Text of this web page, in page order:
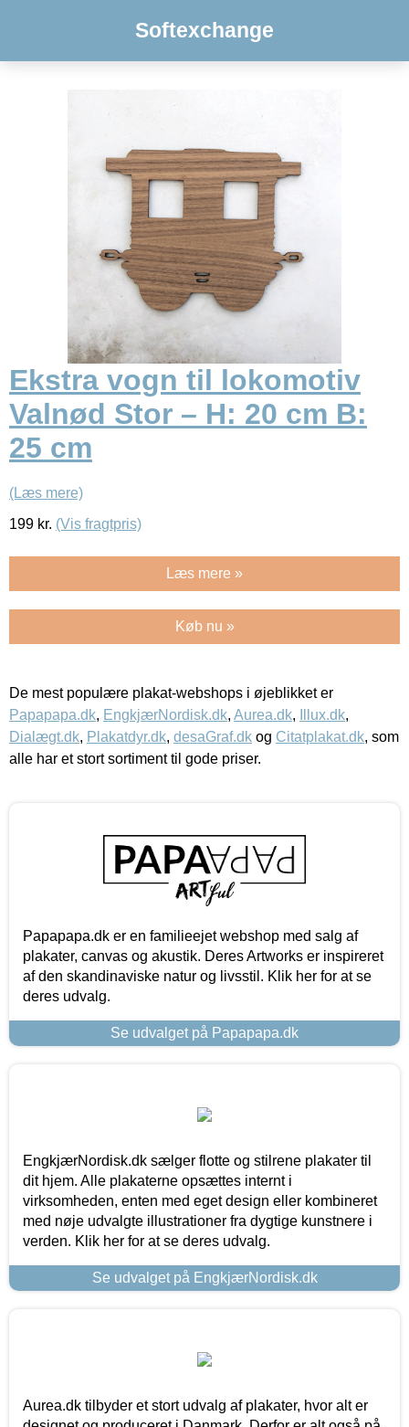
Softexchange
Ekstra vogn til lokomotiv
Valnød Stor – H: 20 cm B:
25 cm
(Læs mere)
199 kr. (Vis fragtpris)
Læs mere »
Køb nu »
De mest populære plakat-webshops i øjeblikket er
Papapapa.dk, EngkjærNordisk.dk, Aurea.dk, Illux.dk,
Dialægt.dk, Plakatdyr.dk, desaGraf.dk og Citatplakat.dk, som
alle har et stort sortiment til gode priser.
Papapapa.dk er en familieejet webshop med salg af
plakater, canvas og akustik. Deres Artworks er inspireret
af den skandinaviske natur og livsstil. Klik her for at se
deres udvalg.
Se udvalget på Papapapa.dk
EngkjærNordisk.dk sælger flotte og stilrene plakater til
dit hjem. Alle plakaterne opsættes internt i
virksomheden, enten med eget design eller kombineret
med nøje udvalgte illustrationer fra dygtige kunstnere i
verden. Klik her for at se deres udvalg.
Se udvalget på EngkjærNordisk.dk
Aurea.dk tilbyder et stort udvalg af plakater, hvor alt er